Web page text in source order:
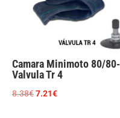
Camara Minimoto 80/
Valvula Tr 4
8.38€El
7.21€El